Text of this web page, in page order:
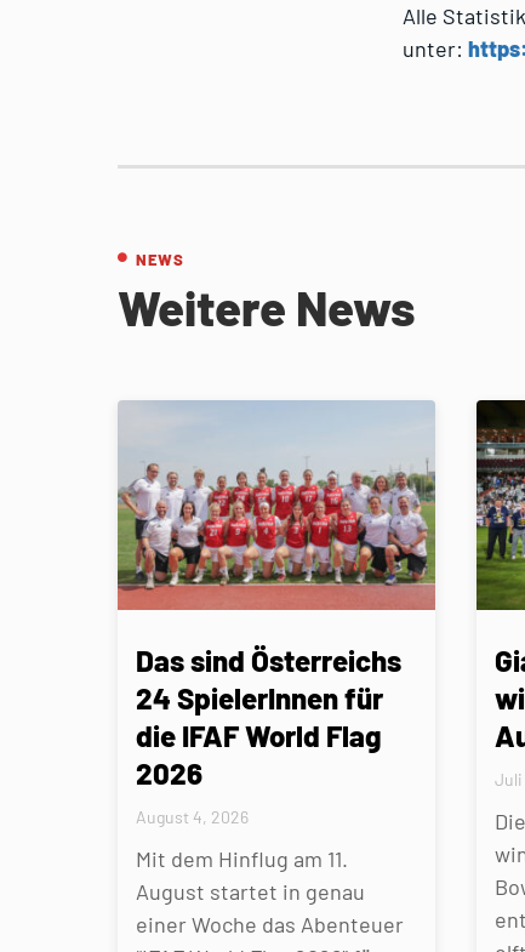
Alle
unter:
NEWS
Weitere News
Das sind Österreichs
24 SpielerInnen für
die IFAF World Flag
2026
August 4, 2026
Mit dem Hinflug am 11.
August startet in genau
einer Woche das Abenteuer
Juli